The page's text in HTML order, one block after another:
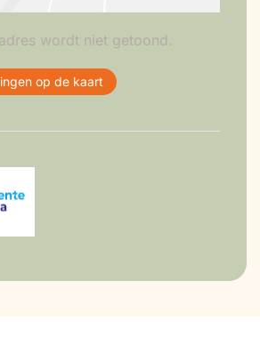
wordt niet getoond.
op de kaart